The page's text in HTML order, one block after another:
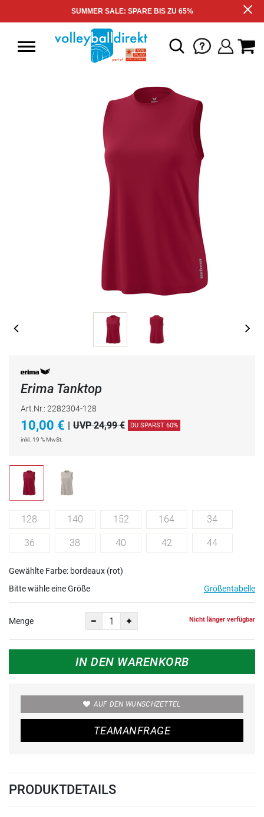
SUMMER SALE: SPARE BIS ZU 65%
Erima Tanktop
Art.Nr.: 2282304-128
10,00 € | UVP 24,99 € DU SPARST 60%
inkl. 19 % MwSt.
128 140 152 164 34
36 38 40 42 44
Gewählte Farbe: bordeaux (rot)
Bitte wähle eine Größe
Größentabelle
Menge Nicht länger verfügbar
IN DEN WARENKORB
AUF DEN WUNSCHZETTEL
TEAMANFRAGE
PRODUKTDETAILS